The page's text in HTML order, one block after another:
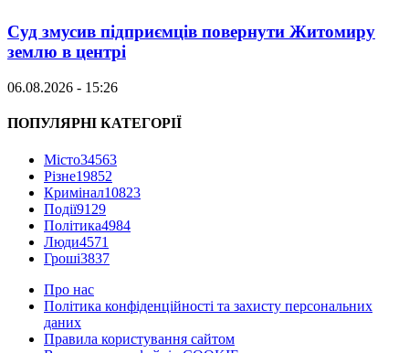
Суд змусив підприємців повернути Житомиру
землю в центрі
06.08.2026 - 15:26
ПОПУЛЯРНІ КАТЕГОРІЇ
Місто34563
Різне19852
Кримінал10823
Події9129
Політика4984
Люди4571
Гроші3837
Про нас
Політика конфіденційності та захисту персональних
даних
Правила користування сайтом